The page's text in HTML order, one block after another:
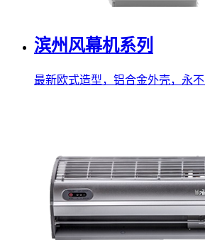
滨州风幕机系列
最新欧式造型，铝合金外壳，永